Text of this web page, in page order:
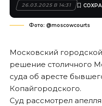
26.03.2025 В 14:31
Фото: @moscowcourts
Московский
решение столичного
суда об аресте
Копайгородского.
Суд рассмотрел